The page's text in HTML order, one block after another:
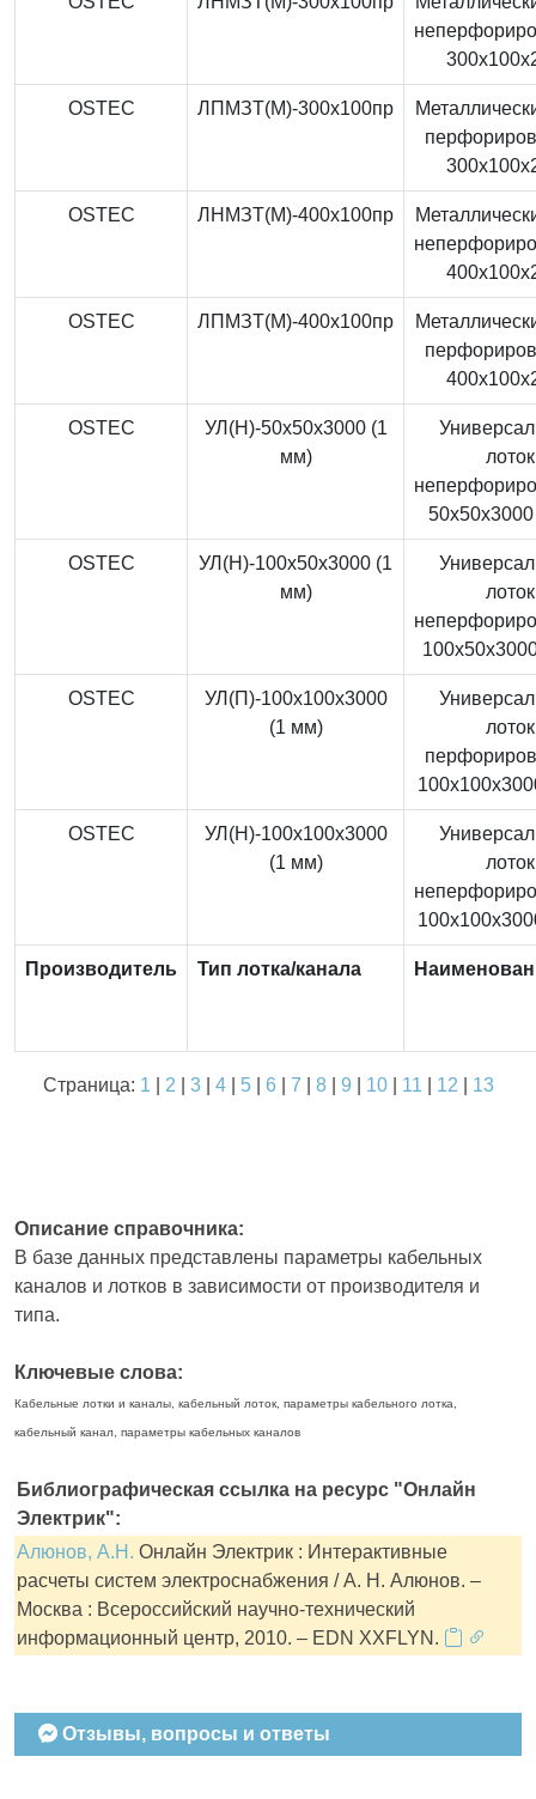
OSTEC ЛПМЗТ(М)-300x100пр
OSTEC ЛНМЗТ(М)-400x100пр
OSTEC ЛПМЗТ(М)-400x100пр
OSTEC
УЛ(Н)-50x50x3000 (1
мм)
лоток
OSTEC
УЛ(Н)-100x50x3000 (1
мм)
лоток
OSTEC
УЛ(П)-100x100x3000
(1 мм)
лоток
OSTEC
УЛ(Н)-100x100x3000
(1 мм)
лоток
Производитель Тип лотка/канала
Страница: 1 2 3| 4| 5| 6 7 8| 9 10| 11 12 13
Описание справочника:
В базе данных представлены параметры кабельных
каналов и лотков в зависимости от производителя и
типа.
Ключевые слова:
Кабельные лотки и каналы, кабельный лоток, параметры кабельного лотка,
кабельный канал, параметры кабельных каналов
Библиографическая ссылка на ресурс "Онлайн
Электрик":
Алюнов, А.Н. Онлайн Электрик : Интерактивные
расчеты систем электроснабжения / А. Н. Алюнов. –
Москва : Всероссийский научно-технический
информационный центр, 2010. – EDN XXFLYN.
Отзывы, вопросы и ответы